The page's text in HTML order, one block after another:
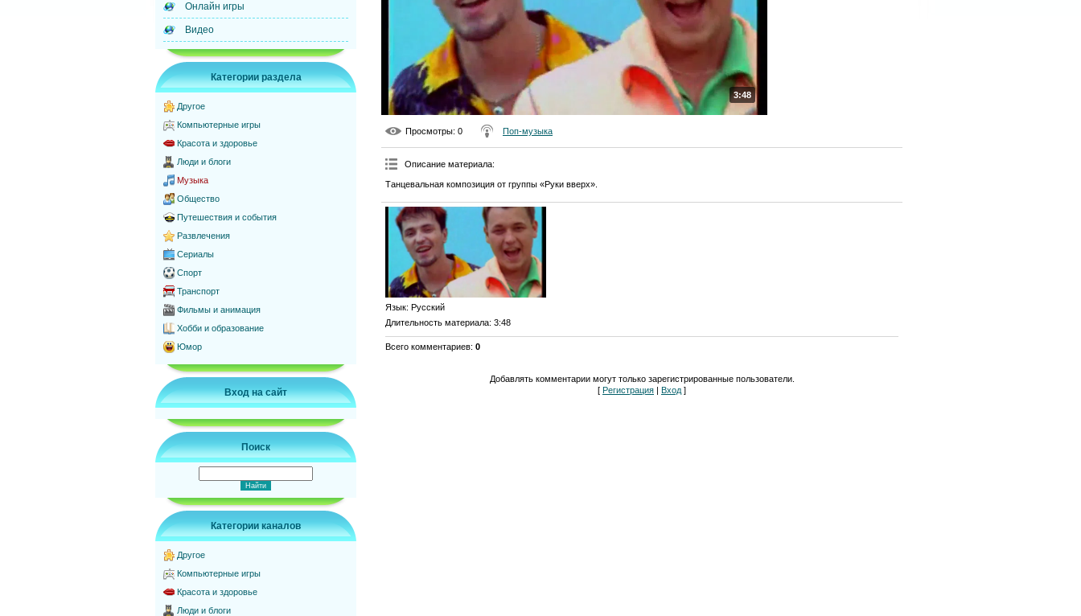
Онлайн игры
Видео
Категории раздела
Другое
Компьютерные игры
Красота и здоровье
Люди и блоги
Музыка
Общество
Путешествия и события
Развлечения
Сериалы
Спорт
Транспорт
Фильмы и анимация
Хобби и образование
Юмор
Вход на сайт
Поиск
Категории каналов
Другое
Компьютерные игры
Красота и здоровье
Люди и блоги
3:48
Просмотры: 0 Поп-музыка
Описание материала:
Танцевальная композиция от группы «Руки вверх».
Язык: Русский
Длительность материала: 3:48
Всего комментариев: 0
Добавлять комментарии могут только зарегистрированные пользователи.
[ Регистрация | Вход ]